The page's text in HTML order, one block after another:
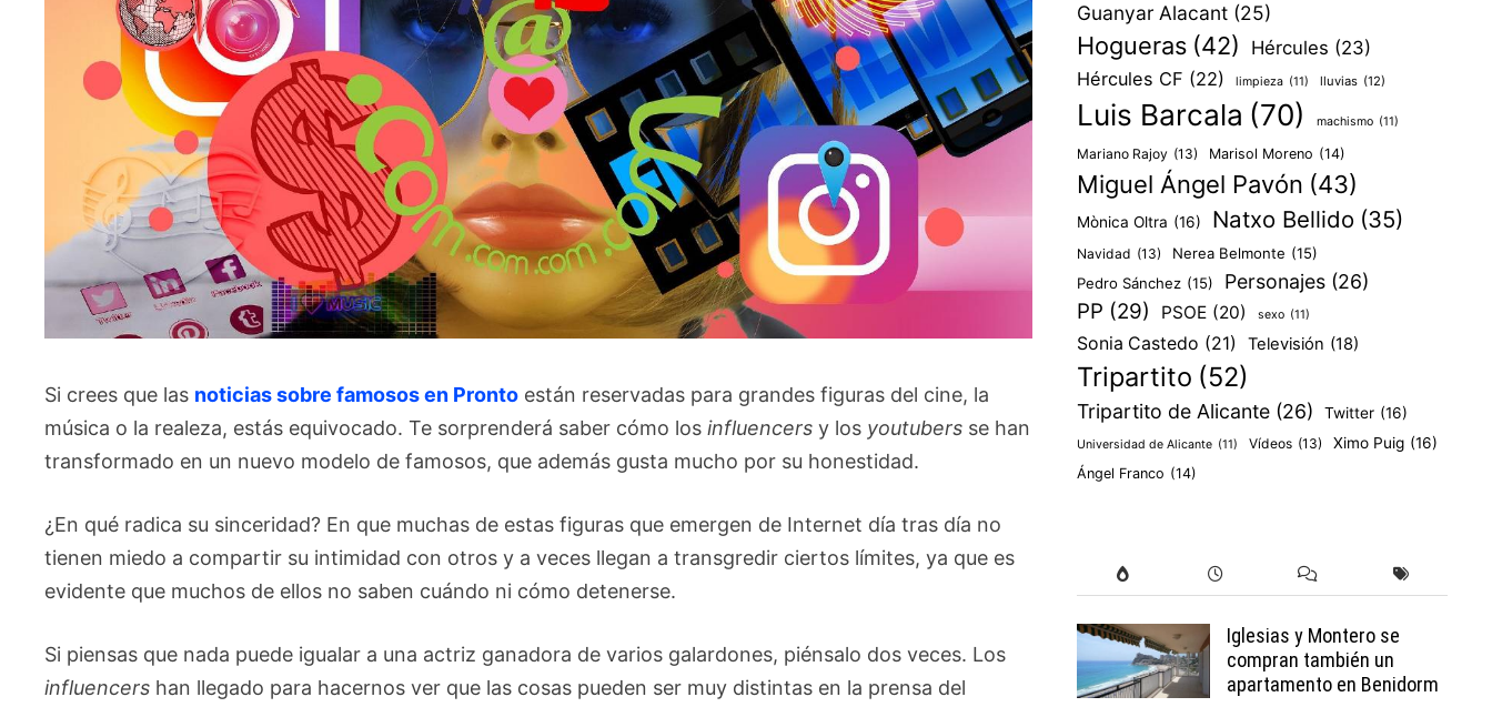
Si crees que las noticias sobre famosos en Pronto están reservadas para grandes figuras del cine, la
música o la realeza, estás equivocado. Te sorprenderá saber cómo losinfluencers y los youtubers se han
transformado en un nuevo modelo de famosos, que además gusta mucho por su honestidad.
¿En qué radica su sinceridad? En que muchas de estas figuras que emergen de Internet día tras día no
tienen miedo a compartir su intimidad con otros y a veces llegan a transgredir ciertos límites, ya que es
evidente que muchos de ellos no saben cuándo ni cómo detenerse.
Si piensas que nada puede igualar a una actriz ganadora de varios galardones, piénsalo dos veces. Los
influencers han llegado para hacernos ver que las cosas pueden ser muy distintas en la prensa del
Guanyar Alacant (25)
Hogueras (42) Hércules (23)
Hércules CF (22) limpieza (11) lluvias (12)
Luis Barcala (70) machismo (11)
Mariano Rajoy (13) Marisol Moreno (14)
Miguel Ángel Pavón (43)
Mònica Oltra (16) Natxo Bellido (35)
Navidad (13) Nerea Belmonte (15)
Pedro Sánchez (15) Personajes (26)
PP (29) PSOE (20) sexo (11)
Sonia Castedo (21) Televisión (18)
Tripartito (52)
Tripartito de Alicante (26) Twitter (16)
Universidad de Alicante (11) Vídeos (13) Ximo Puig (16)
Ángel Franco (14)
Iglesias y Montero se
compran también un
apartamento en Benidorm